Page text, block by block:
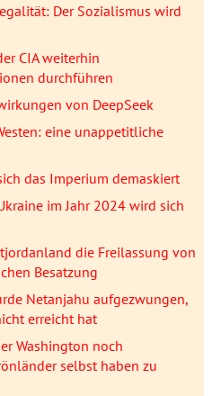
Der Sozialismus wird
CIA weiterhin
durchführen
von DeepSeek
eine unappetitliche
das Imperium demaskiert
im Jahr 2024 wird sich
die Freilassung von
Besatzung
Netanjahu aufgezwungen,
erreicht hat
Washington noch
selbst haben zu